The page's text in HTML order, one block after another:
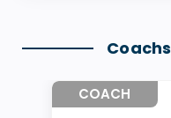
COACH